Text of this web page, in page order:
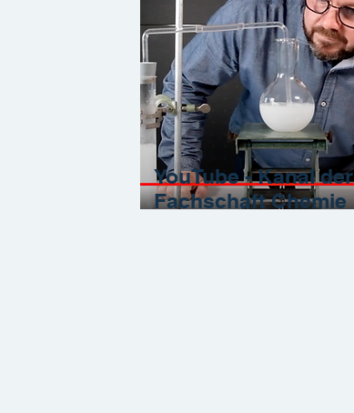
YouTube - Kanal der
Fachschaft Chemie